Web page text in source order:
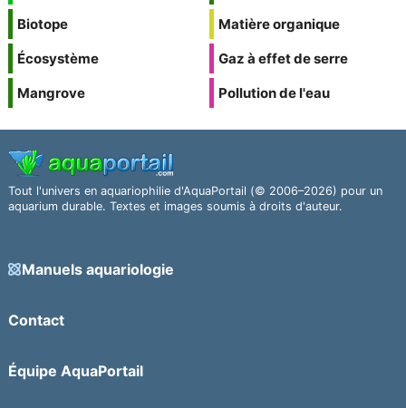
Biotope
Écosystème
Mangrove
Matière organique
Gaz à effet de serre
Pollution de l'eau
Tout l'univers en aquariophilie d'AquaPortail (© 2006–2026) pour un
aquarium durable. Textes et images soumis à droits d'auteur.
Manuels aquariologie
Contact
Équipe AquaPortail